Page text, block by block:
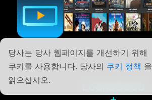
당사는 당사 웹페이지를 개선하기 위해
쿠키를 사용합니다. 당사의 쿠키 정책 을
읽으십시오.